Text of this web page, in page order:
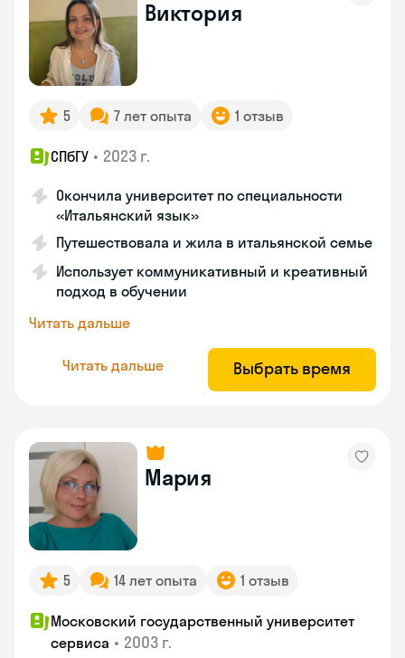
Виктория
5 7 лет опыта 1 отзыв
СПбГУ • 2023 г.
Окончила университет по специальности
«Итальянский язык»
Путешествовала и жила в итальянской семье
Использует коммуникативный и креативный
подход в обучении
Читать дальше
Читать дальше Выбрать время
Мария
5 14 лет опыта 1 отзыв
Московский государственный университет
сервиса • 2003 г.